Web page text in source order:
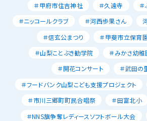
＃甲府市住吉神社
＃久遠寺
＃ニッコールクラブ
＃河西歩果さん
＃信玄公まつり
＃甲斐市立保育
＃山梨ことぶき勧学院
＃みかさ幼稚
＃開花コンサート
＃武田の
＃フードバンク山梨こども支援プロジェクト
＃市川三郷町町民合唱祭
＃田富北小
＃NNS旗争奪レディースソフトボール大会